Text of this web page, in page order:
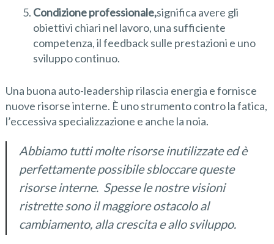
Condizione professionale,significa avere gli
obiettivi chiari nel lavoro, una sufficiente
competenza, il feedback sulle prestazioni e uno
sviluppo continuo.
Una buona auto-leadership rilascia energia e fornisce
nuove risorse interne. È uno strumento contro la fatica,
l’eccessiva specializzazione e anche la noia.
Abbiamo tutti molte risorse inutilizzate ed è
perfettamente possibile sbloccare queste
risorse interne. Spesse le nostre visioni
ristrette sono il maggiore ostacolo al
cambiamento, alla crescita e allo sviluppo.